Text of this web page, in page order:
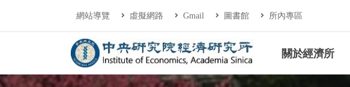
連往主要內容區塊
網站導覽 虛擬網路 Gmail 圖書館 所內專區
中央研究院經濟研究所關於經濟所
:::